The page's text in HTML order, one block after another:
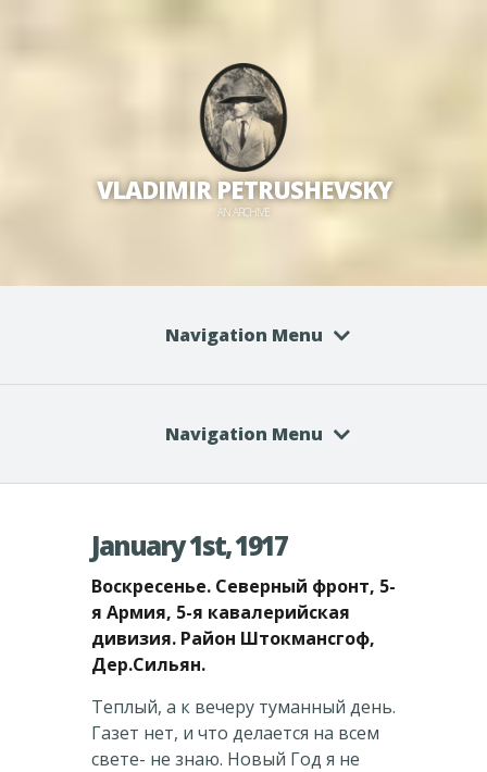
VLADIMIR PETRUSHEVSKY
AN ARCHIVE
Navigation Menu
Navigation Menu
January 1st, 1917
Воскресенье. Северный фронт, 5-
я Армия, 5-я кавалерийская
дивизия. Район Штокмансгоф,
Дер.Сильян.
Теплый, а к вечеру туманный день.
Газет нет, и что делается на всем
свете- не знаю. Новый Год я не